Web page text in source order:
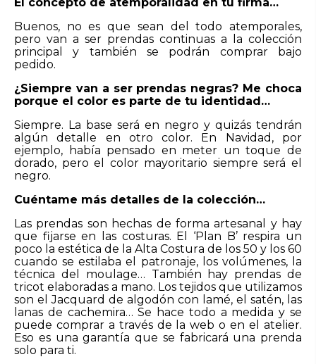
Buenos, no es que sean del todo atemporales,
pero van a ser prendas continuas a la colección
principal y también se podrán comprar bajo
pedido.
¿Siempre van a ser prendas negras? Me choca
porque el color es parte de tu identidad…
Siempre. La base será en negro y quizás tendrán
algún detalle en otro color. En Navidad, por
ejemplo, había pensado en meter un toque de
dorado, pero el color mayoritario siempre será el
negro.
Cuéntame más detalles de la colección…
Las prendas son hechas de forma artesanal y hay
que fijarse en las costuras. El ‘Plan B’ respira un
poco la estética de la Alta Costura de los 50 y los 60
cuando se estilaba el patronaje, los volúmenes, la
técnica del moulage… También hay prendas de
tricot elaboradas a mano. Los tejidos que utilizamos
son el Jacquard de algodón con lamé, el satén, las
lanas de cachemira… Se hace todo a medida y se
puede comprar a través de la web o en el atelier.
Eso es una garantía que se fabricará una prenda
solo para ti.